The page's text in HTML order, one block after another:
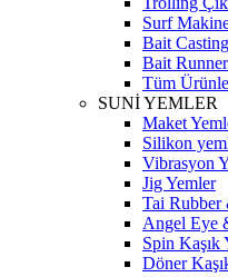
Surf
Bait
Bait
Tüm
SUNİ YEMLER
Maket
Silikon
Vibrasyon
Jig Yemler
Tai Rubber
Angel Eye
Spin Kaşık
Döner